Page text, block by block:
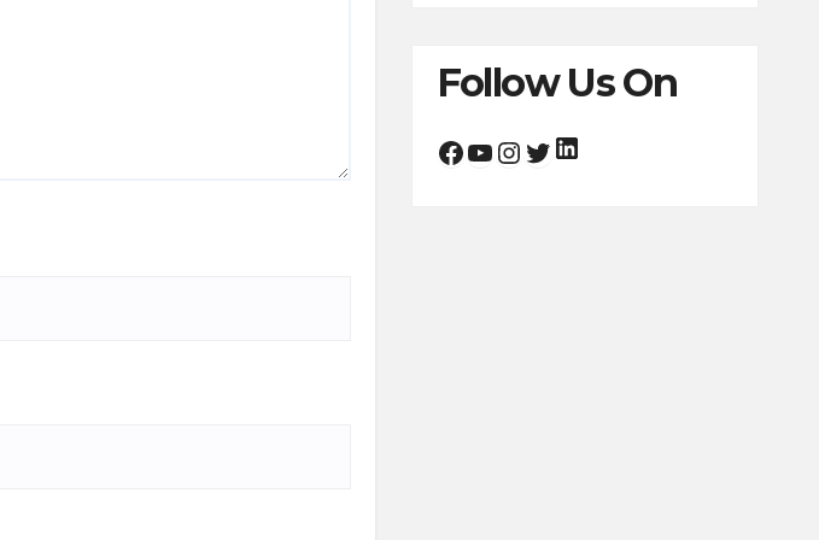
Follow Us On
Facebook YouTube Instagram Twitter LinkedIn